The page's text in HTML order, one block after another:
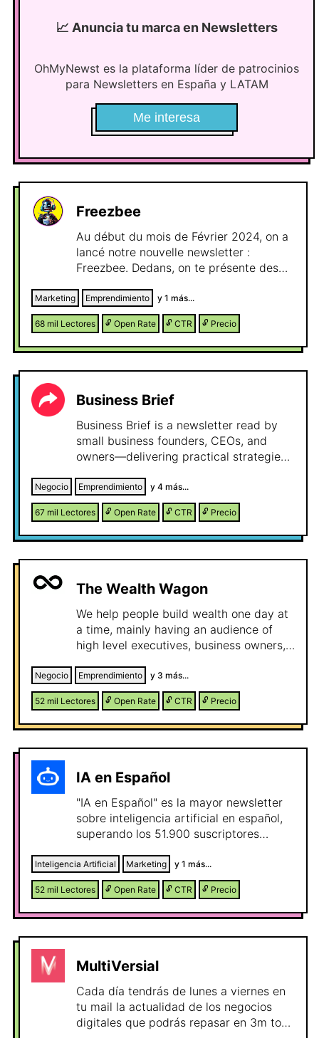
📈 Anuncia tu marca en Newsletters
OhMyNewst es la plataforma líder de patrocinios
para Newsletters en España y LATAM
Me interesa
Freezbee
Au début du mois de Février 2024, on a
lancé notre nouvelle newsletter :
Freezbee. Dedans, on te présente des
business et on te file des codes promo
de fou avec!
Marketing Emprendimiento y 1 más...
68 mil Lectores 🔓 Open Rate 🔓 CTR 🔓 Precio
Business Brief
Business Brief is a newsletter read by
small business founders, CEOs, and
owners—delivering practical strategies
stay competitive in a fast-changing
world.
Negocio Emprendimiento y 4 más...
67 mil Lectores 🔓 Open Rate 🔓 CTR 🔓 Precio
The Wealth Wagon
We help people build wealth one day at
a time, mainly having an audience of
high level executives, business owners,
Negocio Emprendimiento y 3 más...
52 mil Lectores 🔓 Open Rate 🔓 CTR 🔓 Precio
IA en Español
"IA en Español" es la mayor newsletter
sobre inteligencia artificial en español,
superando los 51.900 suscriptores
trayectoria y alcance nos han
convertido en el escaparate elegido por
marcas de prestigio internacional como
Notion y HubSpot, así como por
de Romuald Fons.
Inteligencia Artificial Marketing y 1 más...
52 mil Lectores 🔓 Open Rate 🔓 CTR 🔓 Precio
MultiVersial
Cada día tendrás de lunes a viernes en
tu mail la actualidad de los negocios
digitales que podrás repasar en 3m todo